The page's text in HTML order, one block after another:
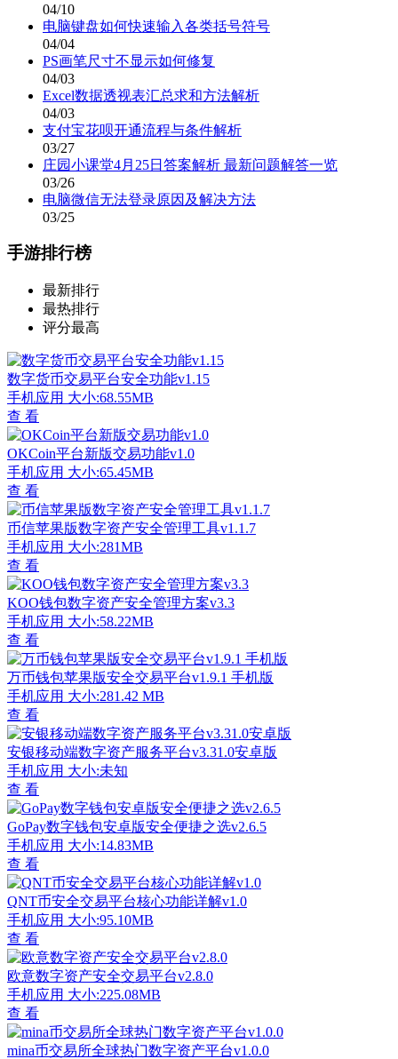
04/10
电脑键盘如何快速输入各类括号符号
04/04
PS画笔尺寸不显示如何修复
04/03
Excel数据透视表汇总求和方法解析
04/03
支付宝花呗开通流程与条件解析
03/27
庄园小课堂4月25日答案解析 最新问题解答一览
03/26
电脑微信无法登录原因及解决方法
03/25
手游排行榜
最新排行
最热排行
评分最高
数字货币交易平台安全功能v1.15
手机应用 大小:68.55MB
查 看
OKCoin平台新版交易功能v1.0
手机应用 大小:65.45MB
查 看
币信苹果版数字资产安全管理工具v1.1.7
手机应用 大小:281MB
查 看
KOO钱包数字资产安全管理方案v3.3
手机应用 大小:58.22MB
查 看
万币钱包苹果版安全交易平台v1.9.1 手机版
手机应用 大小:281.42 MB
查 看
安银移动端数字资产服务平台v3.31.0安卓版
手机应用 大小:未知
查 看
GoPay数字钱包安卓版安全便捷之选v2.6.5
手机应用 大小:14.83MB
查 看
QNT币安全交易平台核心功能详解v1.0
手机应用 大小:95.10MB
查 看
欧意数字资产安全交易平台v2.8.0
手机应用 大小:225.08MB
查 看
mina币交易所全球热门数字资产平台v1.0.0